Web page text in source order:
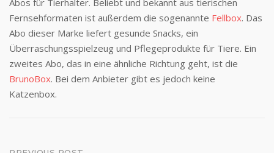
Abos für Tierhalter. Beliebt und bekannt aus tierischen
Fernsehformaten ist außerdem die sogenannte Fellbox. Das
Abo dieser Marke liefert gesunde Snacks, ein
Überraschungsspielzeug und Pflegeprodukte für Tiere. Ein
zweites Abo, das in eine ähnliche Richtung geht, ist die
BrunoBox. Bei dem Anbieter gibt es jedoch keine
Katzenbox.